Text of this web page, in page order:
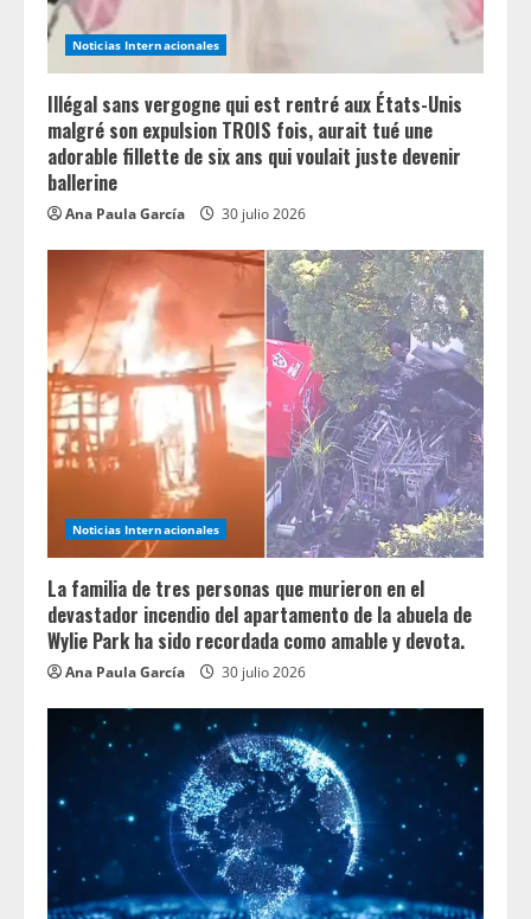
Noticias Internacionales
Illégal sans vergogne qui est rentré aux États-Unis
malgré son expulsion TROIS fois, aurait tué une
adorable fillette de six ans qui voulait juste devenir
ballerine
Ana Paula García 30 julio 2026
Noticias Internacionales
La familia de tres personas que murieron en el
devastador incendio del apartamento de la abuela de
Wylie Park ha sido recordada como amable y devota.
Ana Paula García 30 julio 2026